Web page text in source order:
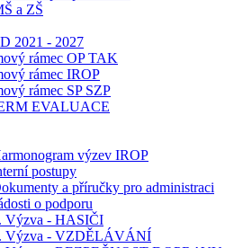
a ZŠ
2021 - 2027
rámec OP TAK
rámec IROP
rámec SP SZP
EVALUACE
výzev IROP
postupy
a příručky pro administraci
o podporu
Výzva - HASIČI
Výzva - VZDĚLÁVÁNÍ